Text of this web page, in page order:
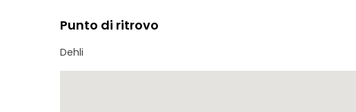
Punto di ritrovo
Dehli